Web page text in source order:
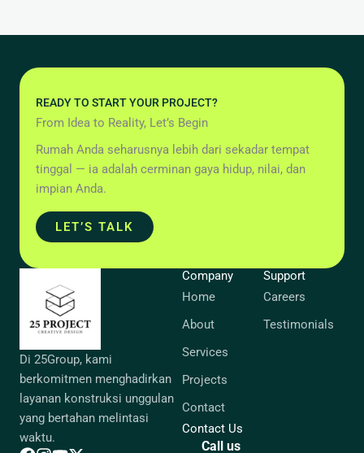
READY TO START YOUR PROJECT?
From Idea to Reality, Let’s Begin
Rumah Anda seharusnya lebih dari sekadar tempat
tinggal — ia adalah cerminan gaya hidup, nilai, dan
impian Anda.
LET’S TALK
Di 25Group, kami
berkomitmen menghadirkan
layanan konstruksi unggulan
yang bertahan melintasi
waktu.
Company
Home
About
Services
Projects
Contact
Support
Careers
Testimonials
Contact Us
Call us